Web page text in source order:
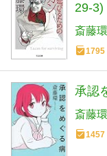
29-3)
斎藤環
1795
承認
斎藤環
1457